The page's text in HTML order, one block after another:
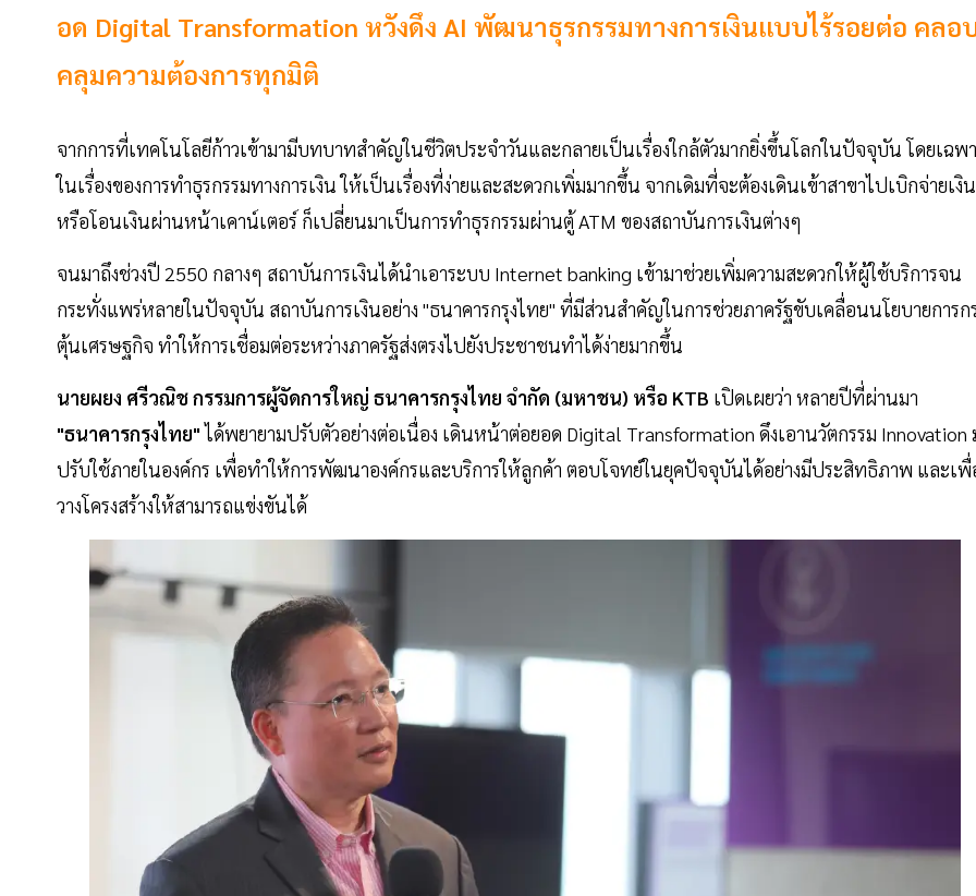
อด Digital Transformation หวังดึง AI พัฒนาธุรกรรมทางการเงินแบบไร้รอยต่อ คลอ
คลุมความต้องการทุกมิติ
จากการที่เทคโนโลยีก้าวเข้ามามีบทบาทสำคัญในชีวิตประจำวันและกลายเป็นเรื่องใกล้ตัวมากยิ่งขึ้นโลกในปัจจุบัน โดยเฉพ
ในเรื่องของการทำธุรกรรมทางการเงิน ให้เป็นเรื่องที่ง่ายและสะดวกเพิ่มมากขึ้น จากเดิมที่จะต้องเดินเข้าสาขาไปเบิกจ่ายเงิน
หรือโอนเงินผ่านหน้าเคาน์เตอร์ ก็เปลี่ยนมาเป็นการทำธุรกรรมผ่านตู้ ATM ของสถาบันการเงินต่างๆ
จนมาถึงช่วงปี 2550 กลางๆ สถาบันการเงินได้นำเอาระบบ Internet banking เข้ามาช่วยเพิ่มความสะดวกให้ผู้ใช้บริการจน
กระทั่งแพร่หลายในปัจจุบัน สถาบันการเงินอย่าง "ธนาคารกรุงไทย" ที่มีส่วนสำคัญในการช่วยภาครัฐขับเคลื่อนนโยบายการก
ตุ้นเศรษฐกิจ ทำให้การเชื่อมต่อระหว่างภาครัฐส่งตรงไปยังประชาชนทำได้ง่ายมากขึ้น
นายผยง ศรีวณิช กรรมการผู้จัดการใหญ่ ธนาคารกรุงไทย จำกัด (มหาชน) หรือ KTB เปิดเผยว่า หลายปีที่ผ่านมา
"ธนาคารกรุงไทย"ได้พยายามปรับตัวอย่างต่อเนื่อง เดินหน้าต่อยอด Digital Transformation ดึงเอานวัตกรรม Innovation
ปรับใช้ภายในองค์กร เพื่อทำให้การพัฒนาองค์กรและบริการให้ลูกค้า ตอบโจทย์ในยุคปัจจุบันได้อย่างมีประสิทธิภาพ และเ
วางโครงสร้างให้สามารถแข่งขันได้